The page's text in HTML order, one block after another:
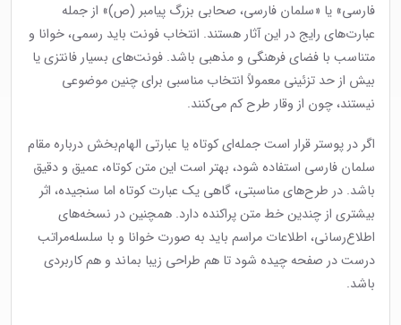
فارسی» یا «سلمان فارسی، صحابی بزرگ پیامبر (ص)» از جمله
عبارت‌های رایج در این آثار هستند. انتخاب فونت باید رسمی، خوانا و
متناسب با فضای فرهنگی و مذهبی باشد. فونت‌های بسیار فانتزی یا
بیش از حد تزئینی معمولاً انتخاب مناسبی برای چنین موضوعی
نیستند، چون از وقار طرح کم می‌کنند.
اگر در پوستر قرار است جمله‌ای کوتاه یا عبارتی الهام‌بخش درباره مقام
سلمان فارسی استفاده شود، بهتر است این متن کوتاه، عمیق و دقیق
باشد. در طرح‌های مناسبتی، گاهی یک عبارت کوتاه اما سنجیده، اثر
بیشتری از چندین خط متن پراکنده دارد. همچنین در نسخه‌های
اطلاع‌رسانی، اطلاعات مراسم باید به صورت خوانا و با سلسله‌مراتب
درست در صفحه چیده شود تا هم طراحی زیبا بماند و هم کاربردی
باشد.